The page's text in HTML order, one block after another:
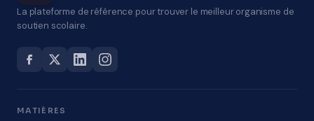
La plateforme de référence pour trouver le meilleur organisme de
soutien scolaire.
MATIÈRES